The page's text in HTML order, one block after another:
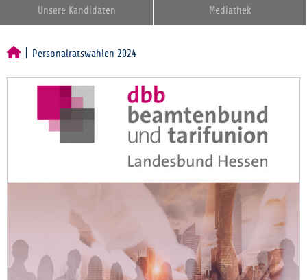
Unsere Kandidaten Mediathek
Personalratswahlen 2024